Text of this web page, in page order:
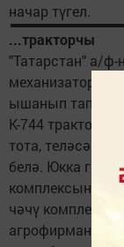
начар түгел.
...тракторчы
"Татарстан" а/
механизатор
ышанып
К-744
тота, теләсә
белә. Юкка гына
комплексын
чәчү комплексы
агрофирманың